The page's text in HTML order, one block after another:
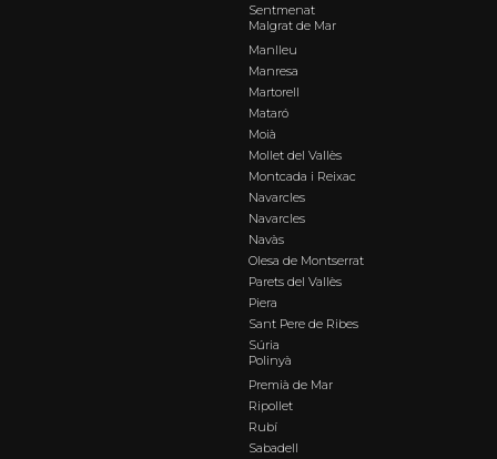
Sentmenat
Malgrat de Mar
Manlleu
Manresa
Martorell
Mataró
Moià
Mollet del Vallès
Montcada i Reixac
Navarcles
Navarcles
Navàs
Olesa de Montserrat
Parets del Vallès
Piera
Sant Pere de Ribes
Súria
Polinyà
Premià de Mar
Ripollet
Rubí
Sabadell